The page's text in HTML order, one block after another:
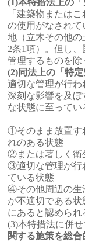
(1)本特措法上の
「建築物または
の使用がなされ
地（立木その他
2条1項）。但し
管理するものを除
(2)同法上の「特
適切な管理が行
深刻な影響を及ぼ
な状態に至ってい
①そのまま放置す
れのある状態
②または著しく衛
③適切な管理が行
ている状態
④その他周辺の生
が不適切である状
にあると認められ
(3)本特措法に併
関する施策を総